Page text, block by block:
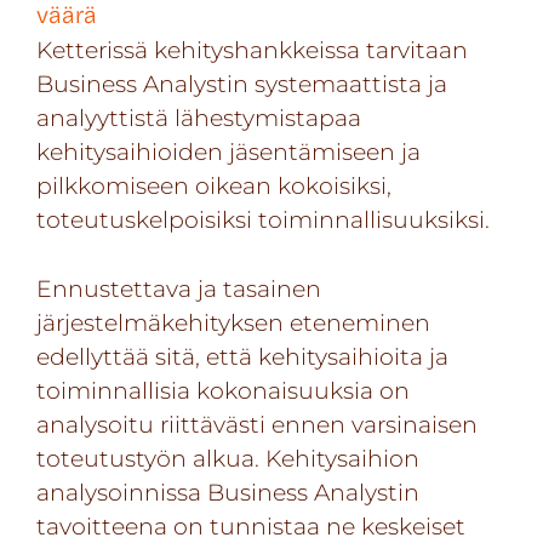
väärä
Ketterissä kehityshankkeissa tarvitaan
Business Analystin systemaattista ja
analyyttistä lähestymistapaa
kehitysaihioiden jäsentämiseen ja
pilkkomiseen oikean kokoisiksi,
toteutuskelpoisiksi toiminnallisuuksiksi.
Ennustettava ja tasainen
järjestelmäkehityksen eteneminen
edellyttää sitä, että kehitysaihioita ja
toiminnallisia kokonaisuuksia on
analysoitu riittävästi ennen varsinaisen
toteutustyön alkua. Kehitysaihion
analysoinnissa Business Analystin
tavoitteena on tunnistaa ne keskeiset